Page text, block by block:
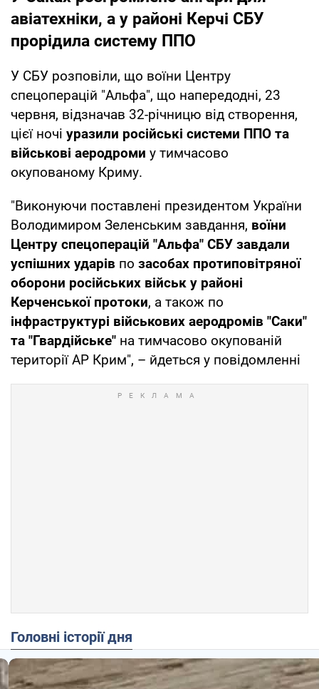
авіатехніки, а у районі Керчі СБУ
прорідила систему ППО
У СБУ розповіли, що воїни Центру
спецоперацій "Альфа", що напередодні, 23
червня, відзначав 32-річницю від створення,
цієї ночі уразили російські системи ППО та
військові аеродроми у тимчасово
окупованому Криму.
"Виконуючи поставлені президентом України
Володимиром Зеленським завдання, воїни
Центру спецоперацій "Альфа" СБУ завдали
успішних ударів по засобах протиповітряної
оборони російських військ у районі
Керченської протоки, а також по
інфраструктурі військових аеродромів "Саки"
та "Гвардійське" на тимчасово окупованій
території АР Крим", – йдеться у повідомленні
Головні історії дня